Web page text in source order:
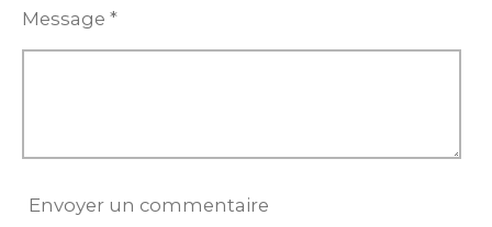
Message *
Envoyer un commentaire